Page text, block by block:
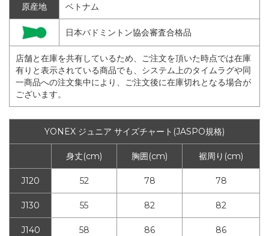
原産地 ベトナム
日本バドミントン協会審査合格品
店舗と在庫を共有しているため、ご注文を頂いた時点では在庫
有りと表示されている商品でも、システム上のタイムラグや同
一商品への注文集中により、ご注文後に在庫切れとなる場合が
ございます。
YONEX ジュニア サイズチャート(JASPO規格)
身丈(cm) 胸囲(cm) 裾周り(cm)
J120 52 78 78
J130 55 82 82
J140 58 86 86